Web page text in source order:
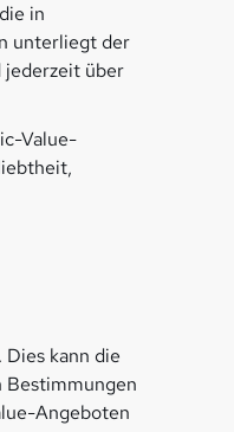
in
unterliegt der
jederzeit über
Value-
kann die
Bestimmungen
Angeboten